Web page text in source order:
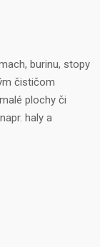
burinu, stopy
čističom
plochy či
haly a